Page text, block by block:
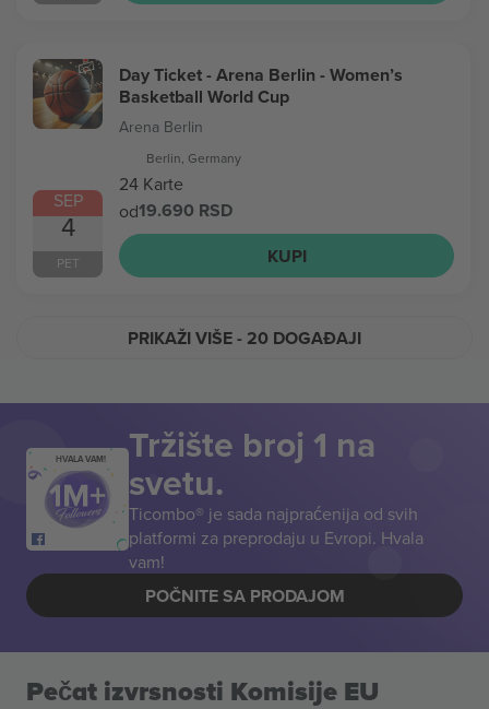
SEP
4
PET
Day Ticket - Arena Berlin - Women’s
Basketball World Cup
Arena Berlin
Berlin, Germany
24 Karte
od19.690 RSD
KUPI
PRIKAŽI VIŠE- 20 DOGAĐAJI
HVALA VAM! Tržište broj 1 na
svetu.
Ticombo® je sada najpraćenija od svih
platformi za preprodaju u Evropi. Hvala
vam!
POČNITE SA PRODAJOM
Pečat izvrsnosti Komisije EU